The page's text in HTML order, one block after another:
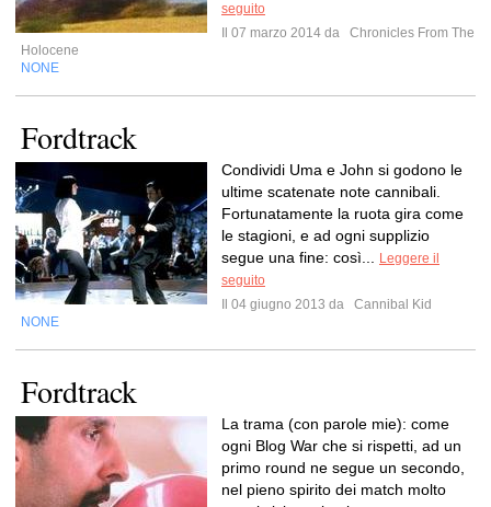
seguito
Il 07 marzo 2014 da
Chronicles From The
Holocene
NONE
Fordtrack
Condividi Uma e John si godono le
ultime scatenate note cannibali.
Fortunatamente la ruota gira come
le stagioni, e ad ogni supplizio
segue una fine: così...
Leggere il
seguito
Il 04 giugno 2013 da
Cannibal Kid
NONE
Fordtrack
La trama (con parole mie): come
ogni Blog War che si rispetti, ad un
primo round ne segue un secondo,
nel pieno spirito dei match molto